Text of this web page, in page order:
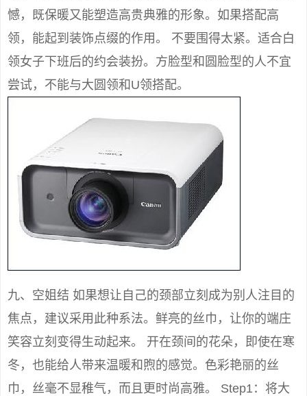
憾，既保暖又能塑造高贵典雅的形象。如果搭配高
领，能起到装饰点缀的作用。 不要围得太紧。适合白
领女子下班后的约会装扮。方脸型和圆脸型的人不宜
尝试，不能与大圆领和U领搭配。
九、空姐结 如果想让自己的颈部立刻成为别人注目的
焦点，建议采用此种系法。鲜亮的丝巾，让你的端庄
笑容立刻变得生动起来。 开在颈间的花朵，即使在寒
冬，也能给人带来温暖和煦的感觉。色彩艳丽的丝
巾，丝毫不显稚气，而且更时尚高雅。 Step1：将大